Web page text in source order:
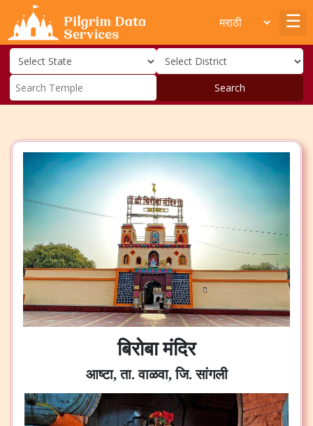
Search
बिरोबा मंदिर
आष्टा, ता. वाळवा, जि. सांगली